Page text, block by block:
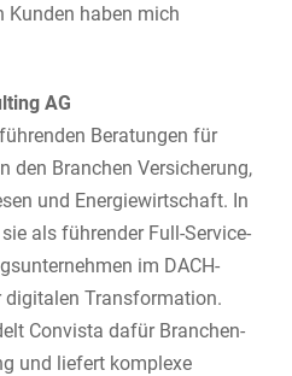
Kunden haben mich
AG
Beratungen für
den Branchen Versicherung,
und Energiewirtschaft. In
als führender Full-Service-
im DACH-
digitalen Transformation.
Convista dafür Branchen-
und liefert komplexe